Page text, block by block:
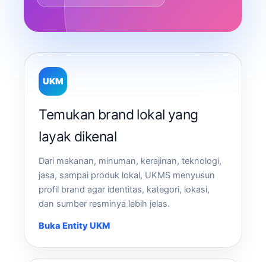
UKM
Temukan brand lokal yang
layak dikenal
Dari makanan, minuman, kerajinan, teknologi,
jasa, sampai produk lokal, UKMS menyusun
profil brand agar identitas, kategori, lokasi,
dan sumber resminya lebih jelas.
Buka Entity UKM